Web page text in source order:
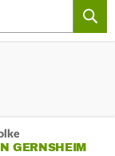
GERNSHEIM